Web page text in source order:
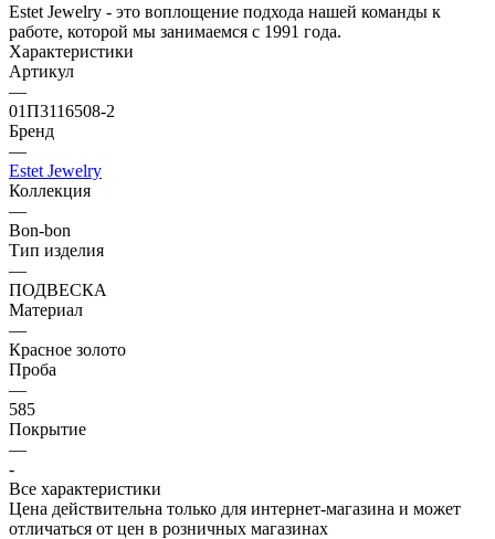
Estet Jewelry - это воплощение подхода нашей команды к
работе, которой мы занимаемся с 1991 года.
Характеристики
Артикул
—
01П3116508-2
Бренд
—
Estet Jewelry
Коллекция
—
Bon-bon
Тип изделия
—
ПОДВЕСКА
Материал
—
Красное золото
Проба
—
585
Покрытие
—
-
Все характеристики
Цена действительна только для интернет-магазина и может
отличаться от цен в розничных магазинах